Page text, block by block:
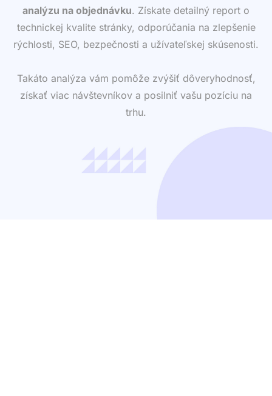
analýzu na objednávku. Získate detailný report o
technickej kvalite stránky, odporúčania na zlepšenie
rýchlosti, SEO, bezpečnosti a užívateľskej skúsenosti.
Takáto analýza vám pomôže zvýšiť dôveryhodnosť,
získať viac návštevníkov a posilniť vašu pozíciu na
trhu.